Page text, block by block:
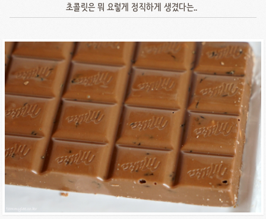
초콜릿은 뭐 요렇게 정직하게 생겼다는..